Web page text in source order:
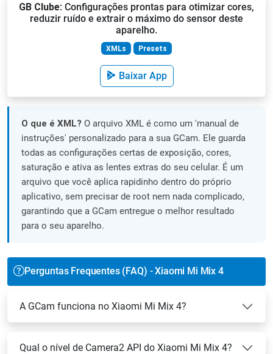
GB Clube: Configurações prontas para otimizar cores,
reduzir ruído e extrair o máximo do sensor deste
aparelho.
XMLs Presets
Baixar App
O que é XML? O arquivo XML é como um 'manual de
instruções' personalizado para a sua GCam. Ele guarda
todas as configurações certas de exposição, cores,
saturação e ativa as lentes extras do seu celular. É um
arquivo que você aplica rapidinho dentro do próprio
aplicativo, sem precisar de root nem nada complicado,
garantindo que a GCam entregue o melhor resultado
para o seu aparelho.
Perguntas Frequentes (FAQ) - Xiaomi Mi Mix 4
A GCam funciona no Xiaomi Mi Mix 4?
Qual o nível de Camera2 API do Xiaomi Mi Mix 4?